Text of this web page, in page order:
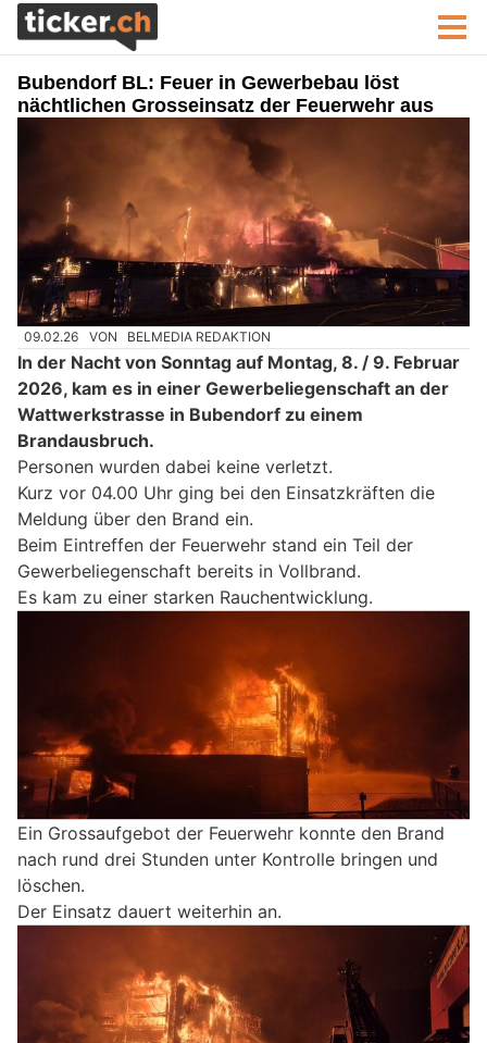
Bubendorf BL: Feuer in Gewerbebau löst
nächtlichen Grosseinsatz der Feuerwehr aus
09.02.26 VON BELMEDIA REDAKTION
In der Nacht von Sonntag auf Montag, 8. / 9. Februar
2026, kam es in einer Gewerbeliegenschaft an der
Wattwerkstrasse in Bubendorf zu einem
Brandausbruch.
Personen wurden dabei keine verletzt.
Kurz vor 04.00 Uhr ging bei den Einsatzkräften die
Meldung über den Brand ein.
Beim Eintreffen der Feuerwehr stand ein Teil der
Gewerbeliegenschaft bereits in Vollbrand.
Es kam zu einer starken Rauchentwicklung.
Ein Grossaufgebot der Feuerwehr konnte den Brand
nach rund drei Stunden unter Kontrolle bringen und
löschen.
Der Einsatz dauert weiterhin an.